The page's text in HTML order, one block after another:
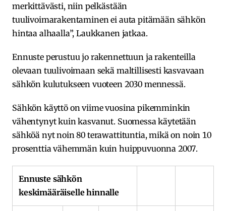
merkittävästi, niin pelkästään
tuulivoimarakentaminen ei auta pitämään sähkön
hintaa alhaalla”, Laukkanen jatkaa.
Ennuste perustuu jo rakennettuun ja rakenteilla
olevaan tuulivoimaan sekä maltillisesti kasvavaan
sähkön kulutukseen vuoteen 2030 mennessä.
Sähkön käyttö on viime vuosina pikemminkin
vähentynyt kuin kasvanut. Suomessa käytetään
sähköä nyt noin 80 terawattituntia, mikä on noin 10
prosenttia vähemmän kuin huippuvuonna 2007.
Ennuste sähkön
keskimääräiselle hinnalle